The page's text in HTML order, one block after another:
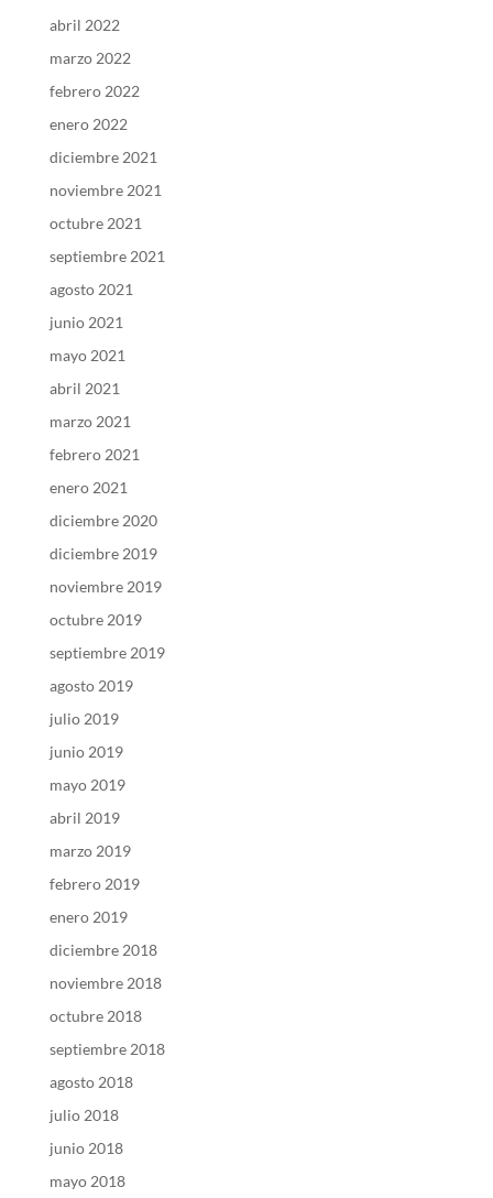
abril 2022
marzo 2022
febrero 2022
enero 2022
diciembre 2021
noviembre 2021
octubre 2021
septiembre 2021
agosto 2021
junio 2021
mayo 2021
abril 2021
marzo 2021
febrero 2021
enero 2021
diciembre 2020
diciembre 2019
noviembre 2019
octubre 2019
septiembre 2019
agosto 2019
julio 2019
junio 2019
mayo 2019
abril 2019
marzo 2019
febrero 2019
enero 2019
diciembre 2018
noviembre 2018
octubre 2018
septiembre 2018
agosto 2018
julio 2018
junio 2018
mayo 2018